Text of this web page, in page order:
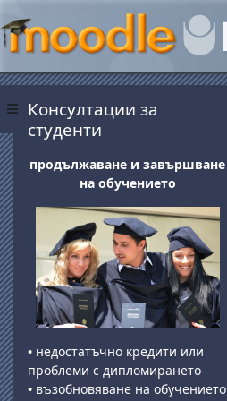
Страничен панел
Блокове
Консултации за
студенти
продължаване и завършване
на обучението
• недостатъчно кредити или
проблеми с дипломирането
• възобновяване на обучението